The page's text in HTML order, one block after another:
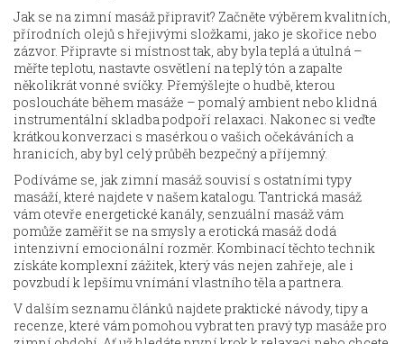
Jak se na zimní masáž připravit? Začněte výběrem kvalitních,
přírodních olejů s hřejivými složkami, jako je skořice nebo
zázvor. Připravte si místnost tak, aby byla teplá a útulná –
měřte teplotu, nastavte osvětlení na teplý tón a zapalte
několikrát vonné svíčky. Přemýšlejte o hudbě, kterou
posloucháte během masáže – pomalý ambient nebo klidná
instrumentální skladba podpoří relaxaci. Nakonec si veďte
krátkou konverzaci s masérkou o vašich očekáváních a
hranicích, aby byl celý průběh bezpečný a příjemný.
Podíváme se, jak zimní masáž souvisí s ostatními typy
masáží, které najdete v našem katalogu. Tantrická masáž
vám otevře energetické kanály, senzuální masáž vám
pomůže zaměřit se na smysly a erotická masáž dodá
intenzivní emocionální rozměr. Kombinací těchto technik
získáte komplexní zážitek, který vás nejen zahřeje, ale i
povzbudí k lepšímu vnímání vlastního těla a partnera.
V dalším seznamu článků najdete praktické návody, tipy a
recenze, které vám pomohou vybrat ten pravý typ masáže pro